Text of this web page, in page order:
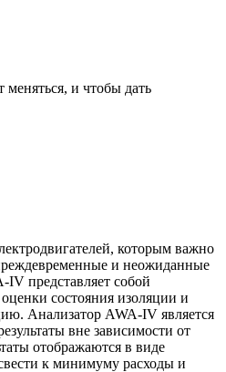
и чтобы дать
которым важно
и неожиданные
IV представляет собой
состояния изоляции и
Анализатор AWA-IV является
вне зависимости от
отображаются в виде
к минимуму расходы и